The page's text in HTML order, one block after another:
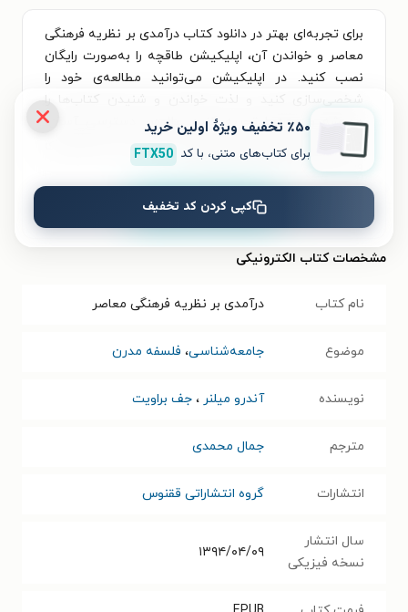
برای تجربه‌ای بهتر در دانلود کتاب درآمدی بر نظریه فرهنگی
معاصر و خواندن آن، اپلیکیشن طاقچه را به‌صورت رایگان
نصب کنید. در اپلیکیشن می‌توانید مطالعه‌ی خود را
شخصی‌سازی کنید و لذت خواندن و شنیدن کتاب‌ها را
همیشه و همه‌جا تجربه کنید. علاوه‌بر دسترسی آسان،
امکان خرید هزاران کتاب صوتی و الکترونیکی با تخفیف‌های
ویژه و بهترین قیمت هم فراهم است.
نصب
مشخصات کتاب الکترونیکی
نام کتاب درآمدی بر نظریه فرهنگی معاصر
موضوع جامعه‌شناسی، فلسفه مدرن
نویسنده آندرو میلنر ، جف براویت
مترجم جمال محمدی
انتشارات گروه انتشاراتی ققنوس
سال انتشار
نسخه فیزیکی
۱۳۹۴/۰۴/۰۹
٪۵۰ تخفیف ویژۀ اولین خرید
برای کتاب‌های متنی، با کد FTX50
کپی کردن کد تخفیف